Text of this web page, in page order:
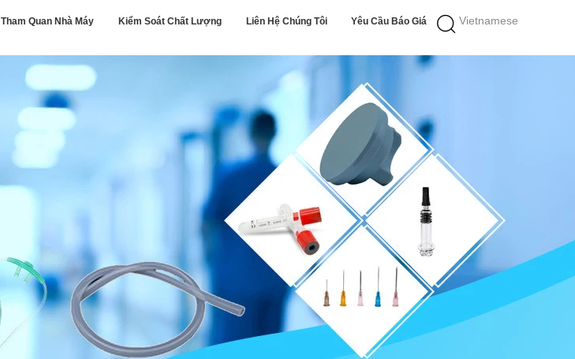
Vietnamese
Tham Quan Nhà Máy Kiểm Soát Chất Lượng Liên Hệ Chúng Tôi Yêu Cầu Báo Giá